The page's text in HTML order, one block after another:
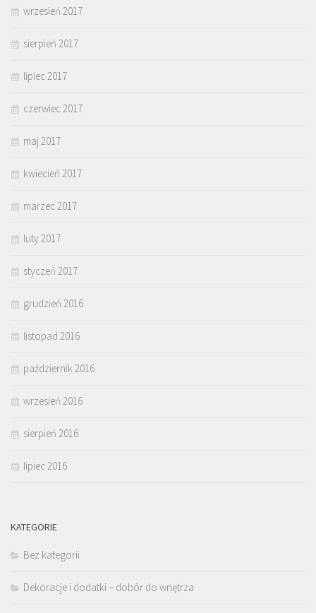
wrzesień 2017
sierpień 2017
lipiec 2017
czerwiec 2017
maj 2017
kwiecień 2017
marzec 2017
luty 2017
styczeń 2017
grudzień 2016
listopad 2016
październik 2016
wrzesień 2016
sierpień 2016
lipiec 2016
KATEGORIE
Bez kategorii
Dekoracje i dodatki – dobór do wnętrza